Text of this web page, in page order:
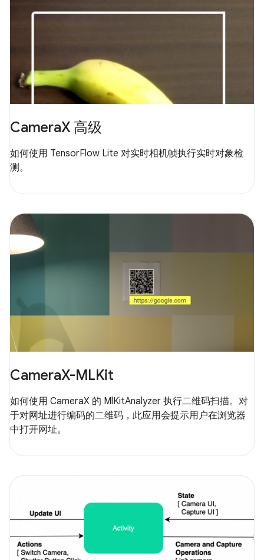
CameraX 高级
如何使用 TensorFlow Lite 对实时相机帧执行实时对象检
测。
CameraX-MLKit
如何使用 CameraX 的 MlKitAnalyzer 执行二维码扫描。对
于对网址进行编码的二维码，此应用会提示用户在浏览器
中打开网址。